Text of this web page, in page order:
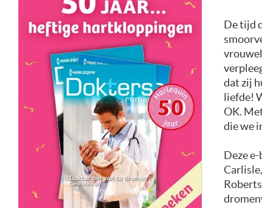
De tijd
dat zij
liefde!
OK.
die we
Deze